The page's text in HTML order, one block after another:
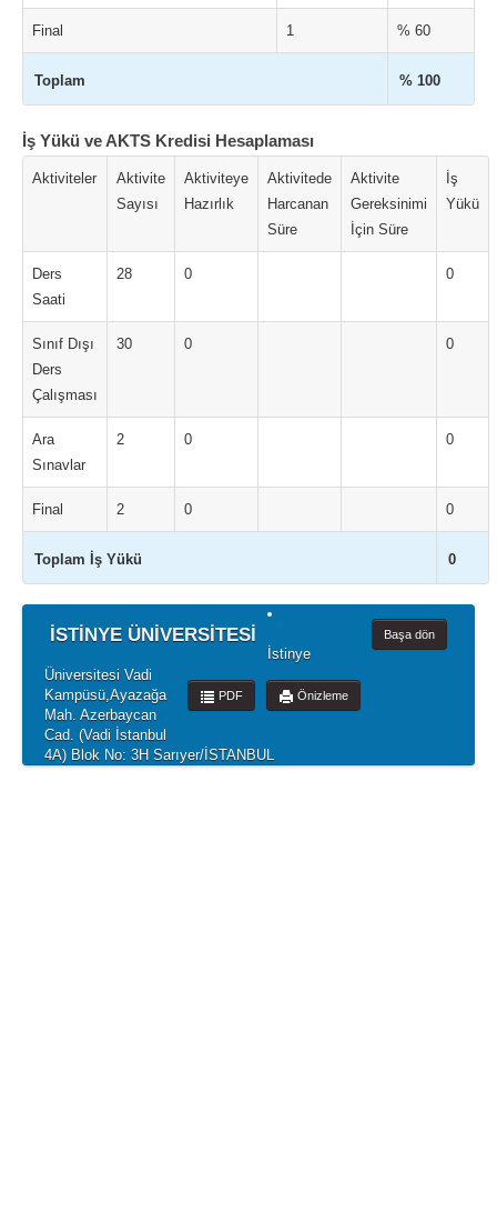
Final 1 % 60
Toplam % 100
İş Yükü ve AKTS Kredisi Hesaplaması
Aktiviteler
Aktivite
Sayısı
Aktiviteye
Hazırlık
Aktivitede
Harcanan
Süre
Aktivite
Gereksinimi
İçin Süre
İş
Yükü
Ders
Saati
28 0 0
Sınıf Dışı
Ders
Çalışması
30 0 0
Ara
Sınavlar
2 0 0
Final 2 0 0
Toplam İş Yükü 0
İSTİNYE ÜNİVERSİTESİ Başa dön
Önizleme
PDF
İstinye
Üniversitesi Vadi
Kampüsü,Ayazağa
Mah. Azerbaycan
Cad. (Vadi İstanbul
4A) Blok No: 3H Sarıyer/İSTANBUL